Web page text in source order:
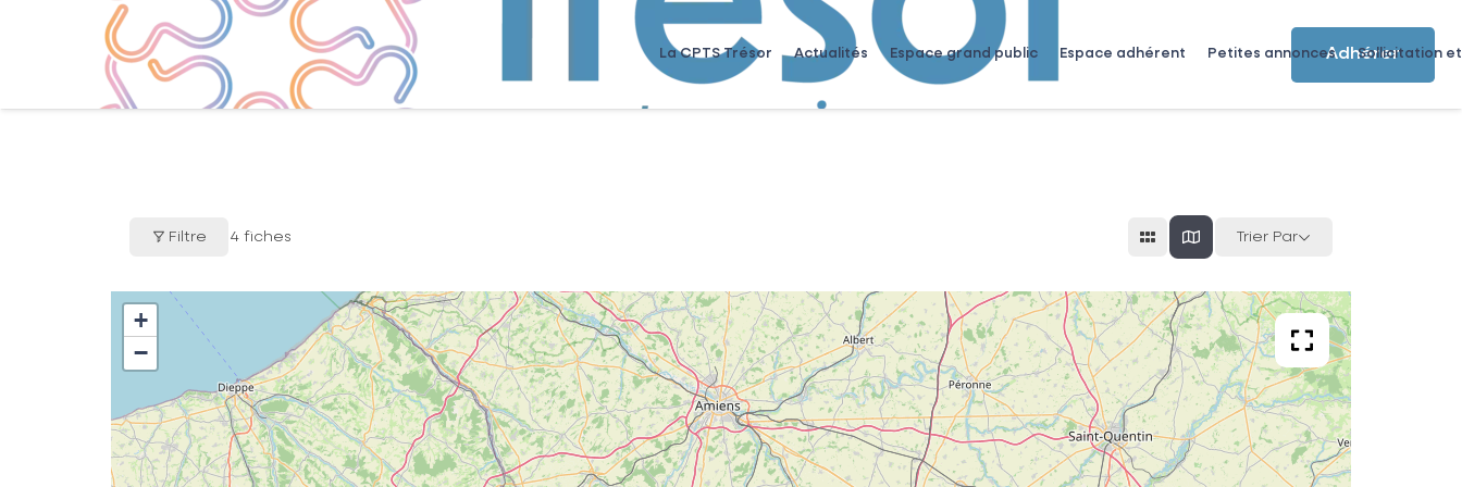
La CPTS Trésor Actualités Espace grand public Espace adhérent Petites annonces Sollicitation et
Adhérer
Filtre 4 fiches Trier Par
+
−